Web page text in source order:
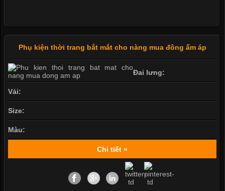
Phụ kiện thời trang bắt mắt cho nàng mua đông ấm áp
Đai lưng:
Vải:
Size:
Màu:
Chi tiết »